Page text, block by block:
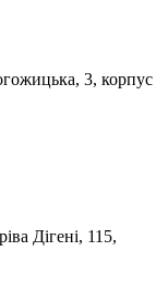
3, корпус
Дігені, 115,